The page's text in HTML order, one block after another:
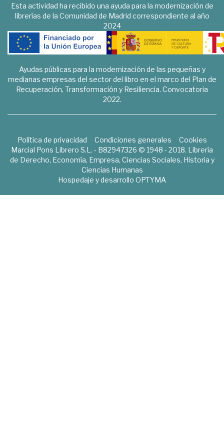
Esta actividad ha recibido una ayuda para la modernización de
librerías de la Comunidad de Madrid correspondiente al año
2024
Ayudas públicas para la modernización de las pequeñas y
medianas empresas del sector del libro en el marco del Plan de
Recuperación, Transformación y Resiliencia. Convocatoria
2022.
Política de privacidad Condiciones generales
Cookies
Marcial Pons Librero S.L. - B82947326 © 1948 - 2018. Librería
de Derecho, Economía, Empresa, Ciencias Sociales, Historia y
Ciencias Humanas
Hospedaje y desarrollo OPTYMA